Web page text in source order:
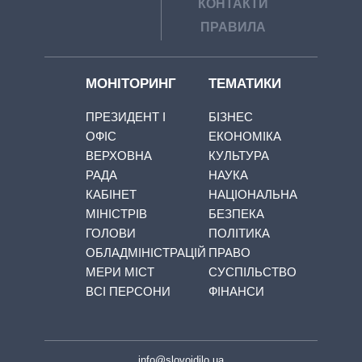
КОНТАКТИ
ПРАВИЛА
МОНІТОРИНГ
ПРЕЗИДЕНТ І
ОФІС
ВЕРХОВНА
РАДА
КАБІНЕТ
МІНІСТРІВ
ГОЛОВИ
ОБЛАДМІНІСТРАЦІЙ
МЕРИ МІСТ
ВСІ ПЕРСОНИ
ТЕМАТИКИ
БІЗНЕС
ЕКОНОМІКА
КУЛЬТУРА
НАУКА
НАЦІОНАЛЬНА
БЕЗПЕКА
ПОЛІТИКА
ПРАВО
СУСПІЛЬСТВО
ФІНАНСИ